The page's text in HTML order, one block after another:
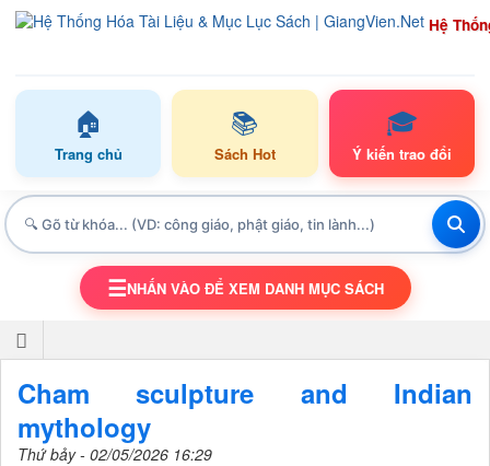
Hệ
🏠
Trang chủ
📚
Sách Hot
🎓
Ý kiến trao đổi
TOGGLE NAVIGATION
☰NHẤN VÀO ĐỂ XEM DANH MỤC SÁCH
Cham sculpture and Indian
mythology
Thứ bảy - 02/05/2026 16:29